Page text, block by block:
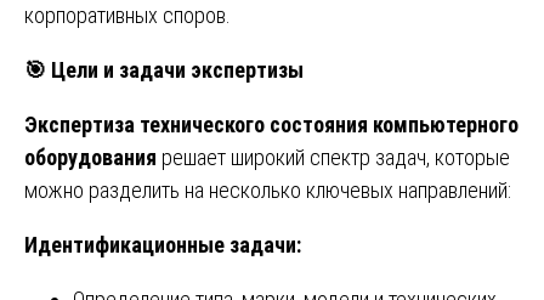
корпоративных споров.
🎯 Цели и задачи экспертизы
Экспертиза технического состояния компьютерного
оборудования решает широкий спектр задач, которые
можно разделить на несколько ключевых направлений:
Идентификационные задачи: